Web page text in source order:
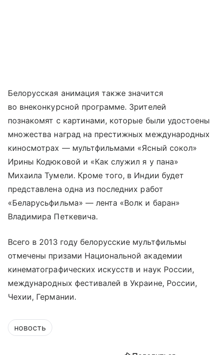
Белорусская анимация также значится
во внеконкурсной программе. Зрителей
познакомят с картинами, которые были удостоены
множества наград на престижных международных
киносмотрах — мультфильмами «Ясный сокол»
Ирины Кодюковой и «Как служил я у пана»
Михаила Тумели. Кроме того, в Индии будет
представлена одна из последних работ
«Беларусьфильма» — лента «Волк и баран»
Владимира Петкевича.
Всего в 2013 году белорусские мультфильмы
отмечены призами Национальной академии
кинематографических искусств и наук России,
международных фестивалей в Украине, России,
Чехии, Германии.
новость